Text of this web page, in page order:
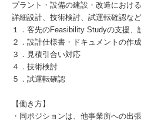
プラント・設備の建設・改造におけ
詳細設計、技術検討、試運転確認な
１．客先のFeasibility Studyの支援、
２．設計仕様書・ドキュメントの作
３．見積引合い対応
４．技術検討
５．試運転確認
【働き方】
・同ポジションは、他事業所への出